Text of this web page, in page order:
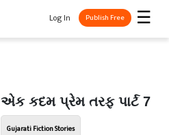
☰
Log In Publish Free
એક કદમ પ્રેમ તરફ પાર્ટ 7
Gujarati Fiction Stories